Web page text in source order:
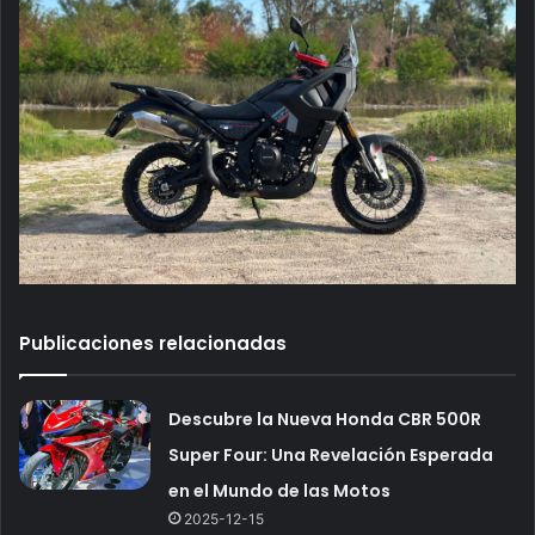
Publicaciones relacionadas
Descubre la Nueva Honda CBR 500R
Super Four: Una Revelación Esperada
en el Mundo de las Motos
2025-12-15